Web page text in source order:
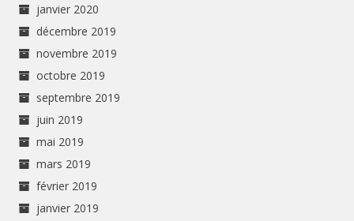
janvier 2020
décembre 2019
novembre 2019
octobre 2019
septembre 2019
juin 2019
mai 2019
mars 2019
février 2019
janvier 2019